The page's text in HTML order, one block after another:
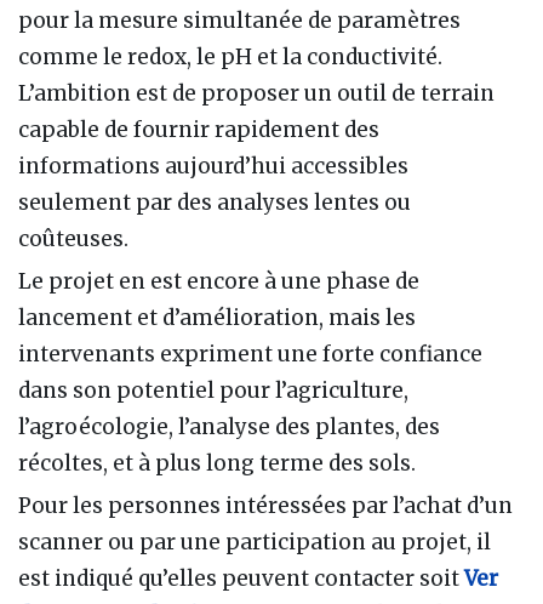
pour la mesure simultanée de paramètres
comme le redox, le pH et la conductivité.
L’ambition est de proposer un outil de terrain
capable de fournir rapidement des
informations aujourd’hui accessibles
seulement par des analyses lentes ou
coûteuses.
Le projet en est encore à une phase de
lancement et d’amélioration, mais les
intervenants expriment une forte confiance
dans son potentiel pour l’agriculture,
l’agroécologie, l’analyse des plantes, des
récoltes, et à plus long terme des sols.
Pour les personnes intéressées par l’achat d’un
scanner ou par une participation au projet, il
est indiqué qu’elles peuvent contacter soitVer